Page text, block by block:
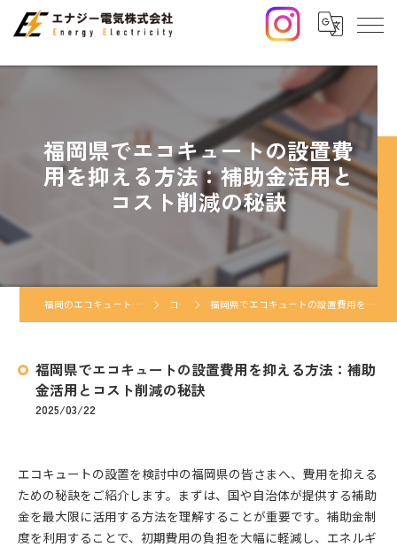
福岡県でエコキュートの設置費
用を抑える方法：補助金活用と
コスト削減の秘訣
福岡のエコキュートならエナジー電気株式会社 コラム 福岡県でエコキュートの設置費用を抑える方法：補助金活用とコスト削減の秘訣
福岡県でエコキュートの設置費用を抑える方法：補助
金活用とコスト削減の秘訣
2025/03/22
エコキュートの設置を検討中の福岡県の皆さまへ、費用を抑える
ための秘訣をご紹介します。まずは、国や自治体が提供する補助
金を最大限に活用する方法を理解することが重要です。補助金制
度を利用することで、初期費用の負担を大幅に軽減し、エネルギ